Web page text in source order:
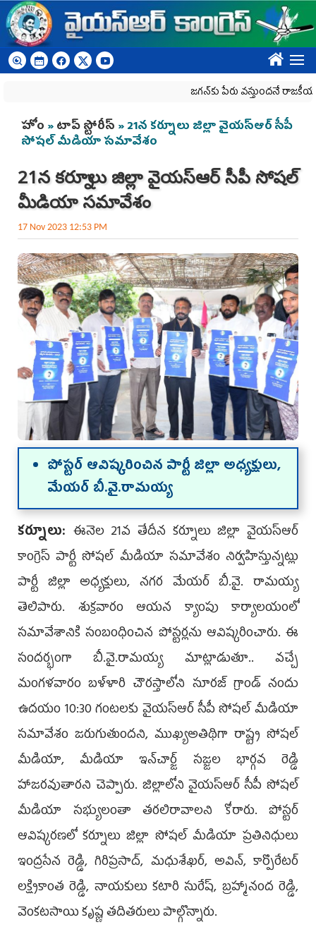
Skip to main content
????
జగన్‌కు పేరు వస్తుందనే రాజకీయ
You are here
హోం »టాప్ స్టోరీస్ » 21న క‌ర్నూలు జిల్లా వైయస్ఆర్ సీపీ
సోషల్ మీడియా స‌మావేశం
21న క‌ర్నూలు జిల్లా వైయస్ఆర్ సీపీ సోషల్
మీడియా స‌మావేశం
17 Nov 2023 12:53 PM
పోస్ట‌ర్ ఆవిష్క‌రించిన పార్టీ జిల్లా అధ్య‌క్షులు,
మేయ‌ర్ బీ.వై.రామ‌య్య‌
క‌ర్నూలు: ఈనెల 21వ తేదీన క‌ర్నూలు జిల్లా వైయస్ఆర్
కాంగ్రెస్ పార్టీ సోషల్ మీడియా సమావేశం నిర్వహిస్తున్నట్లు
పార్టీ జిల్లా అధ్యక్షులు, నగర మేయర్ బీ.వై. రామయ్య
తెలిపారు. శుక్రవారం ఆయన క్యాంపు కార్యాలయంలో
స‌మావేశానికి సంబంధించిన పోస్టర్లను ఆవిష్కరించారు. ఈ
సందర్భంగా బీ.వై.రామ‌య్య మాట్లాడుతూ.. వచ్చే
మంగళవారం బళ్ళారి చౌరస్తాలోని సూరజ్ గ్రాండ్ నందు
ఉదయం 10:30 గంటలకు వైయ‌స్ఆర్ సీపీ సోష‌ల్ మీడియా
సమావేశం జరుగుతుందని, ముఖ్యఅతిథిగా రాష్ట్ర సోషల్
మీడియా, మీడియా ఇన్‌చార్జ్ సజ్జల భార్గవ రెడ్డి
హాజరవుతారని చెప్పారు. జిల్లాలోని వైయస్ఆర్ సీపీ సోషల్
మీడియా సభ్యులంతా తరలిరావాలని కోరారు. పోస్ట‌ర్
ఆవిష్క‌ర‌ణ‌లో క‌ర్నూలు జిల్లా సోషల్ మీడియా ప్ర‌తినిధులు
ఇంద్రసేన రెడ్డి, గిరిప్రసాద్, మధుశేఖర్, అవిన్, కార్పొరేటర్
లక్ష్మికాంత రెడ్డి, నాయకులు కటారి సురేష్, బ్రహ్మానంద రెడ్డి,
వెంకటసాయి కృష్ణ తదితరులు పాల్గొన్నారు.